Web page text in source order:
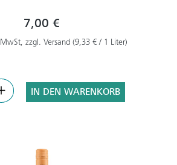
7,00 €
zzgl. Versand (9,33 € / 1 Liter)
IN DEN WARENKORB